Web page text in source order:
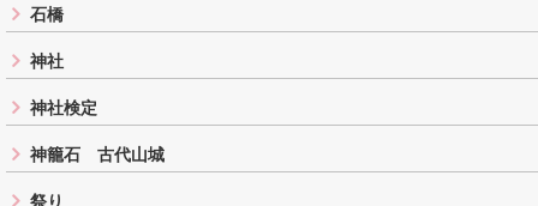
石橋
神社
神社検定
神籠石 古代山城
祭り